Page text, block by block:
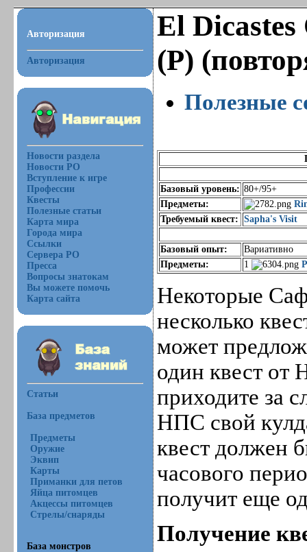
Авторизация
Авторизация
Новости раздела
Новости РО
Вступление к игре
Профессии
Квесты
Полезные статьи
Карта мира
Города мира
Ссылки
Сервера РО
Пресса
Вопросы знатокам
Вы можете помочь
Карта сайта
Статьи
База предметов
Предметы
Оружие
Эквип
Карты
Приманки для петов
Яйца питомцев
Акцессы питомцев
Стрелы/снаряды
База монстров
El Dicastes
(Р)
Полезные
Базовый уровень: 80+/95+
Предметы:
Требуемый квест:
Sapha's Visit
Базовый опыт:
Вариативно
Предметы:
1
Некоторые
несколько
может
один квест от
приходите за
НПС свой
квест должен
часового
получит еще
Получение